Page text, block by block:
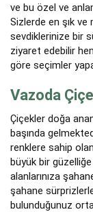
ve bu özel ve
Sizlerde en şık
sevdiklerinize bir
ziyaret edebilir
göre seçimler
Vazoda
Çiçekler doğa
başında
renklere sahip
büyük bir
alanlarınıza
şahane
bulunduğunuz